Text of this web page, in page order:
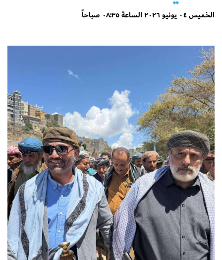
الخميس ٠٤ يونيو ٢٠٢٦ الساعة ٠٨:٣٥ صباحاً